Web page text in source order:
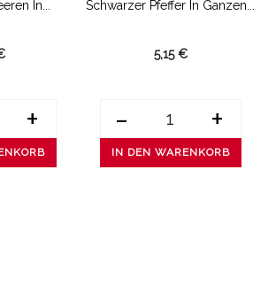
In...
+
Schwarzer Pfeffer In Ganzen...
5,15 €
- +
IN DEN WARENKORB